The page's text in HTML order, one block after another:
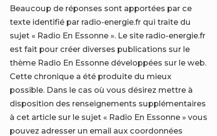
Beaucoup de réponses sont apportées par ce
texte identifié par radio-energie.fr qui traite du
sujet « Radio En Essonne ». Le site radio-energie.fr
est fait pour créer diverses publications sur le
thème Radio En Essonne développées sur le web.
Cette chronique a été produite du mieux
possible. Dans le cas où vous désirez mettre à
disposition des renseignements supplémentaires
à cet article sur le sujet « Radio En Essonne » vous
pouvez adresser un email aux coordonnées